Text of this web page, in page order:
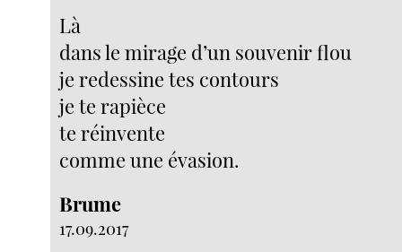
Là
dans le mirage d’un souvenir flou
je redessine tes contours
je te rapièce
te réinvente
comme une évasion.
Brume
17.09.2017